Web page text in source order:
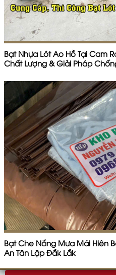
Bạt Nhựa Lót Ao Hồ Tại Cam
Chất Lượng & Giải Pháp
Bạt Che Nắng Mưa Mái Hiên
An Tân Lập Đắk Lắk